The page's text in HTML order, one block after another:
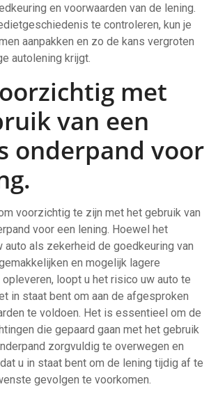
en voorwaarden van de lening.
te controleren, kun je
aanpakken en zo de kans vergroten
autolening krijgt.
met
van een
onderpand voor
voorzichtig te zijn met het gebruik van
voor een lening. Hoewel het
auto als zekerheid de goedkeuring van
en mogelijk lagere
loopt u het risico uw auto te
in staat bent om aan de afgesproken
te voldoen. Het is essentieel om de
die gepaard gaan met het gebruik
zorgvuldig te overwegen en
u in staat bent om de lening tijdig af te
gevolgen te voorkomen.